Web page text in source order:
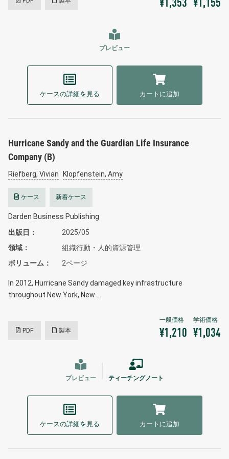
¥1,353 ¥1,155
プレビュー
ケースの詳細を見る カートに追加
Hurricane Sandy and the Guardian Life Insurance
Company (B)
Riefberg, Vivian Klopfenstein, Amy
ケース 新着ケース
Darden Business Publishing
出版日
2025/05
領域
組織行動・人的資源管理
ボリューム
2ページ
In 2012, Hurricane Sandy damaged key infrastructure
throughout New York, New …
PDF 製本 ¥1,210 ¥1,034
プレビュー ティーチングノート
ケースの詳細を見る カートに追加